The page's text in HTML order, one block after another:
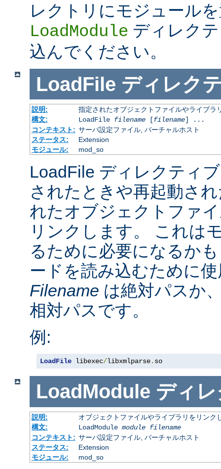
レクトリにモジュール
LoadModule ディレク
込んでください。
LoadFile ディレク
説明:
指定されたオブジェクトファイルやライブラ
構文:
LoadFile filename[filename] ...
コンテキスト: サーバ設定ファイル, バーチャルホスト
ステータス:
Extension
モジュール:
mod_so
LoadFile ディレクティ
されたときや再起動さ
れたオブジェクトファ
リンクします。 これは
るために必要になるか
ードを読み込むために
Filename は絶対パスか
相対パスです。
例:
LoadFile libexec/libxmlparse. so
LoadModule ディ
説明:
オブジェクトファイルやライブラリをリン
構文:
LoadModule module filename
コンテキスト: サーバ設定ファイル, バーチャルホスト
ステータス:
Extension
モジュール:
mod_so